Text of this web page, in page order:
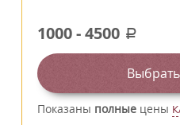
1000-4500 a
Показаны полные цены